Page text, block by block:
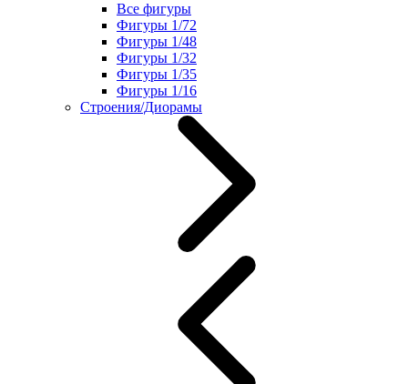
Все фигуры
Фигуры 1/72
Фигуры 1/48
Фигуры 1/32
Фигуры 1/35
Фигуры 1/16
Строения/Диорамы